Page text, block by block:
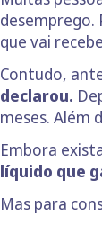
desemprego.
que vai
Contudo,
declarou.
meses. Além
Embora
líquido que
Mas para